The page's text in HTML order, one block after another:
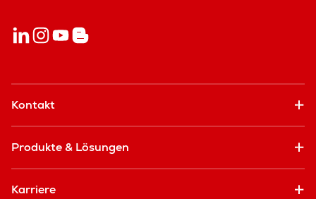
Kontakt
Produkte & Lösungen
Karriere